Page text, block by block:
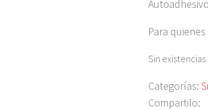
Para
Sin existencias
Categorías:
Compartilo: